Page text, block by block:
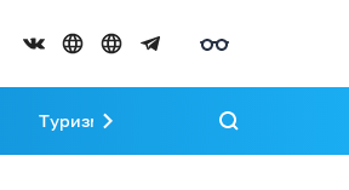
Туризм Развитие Тувы